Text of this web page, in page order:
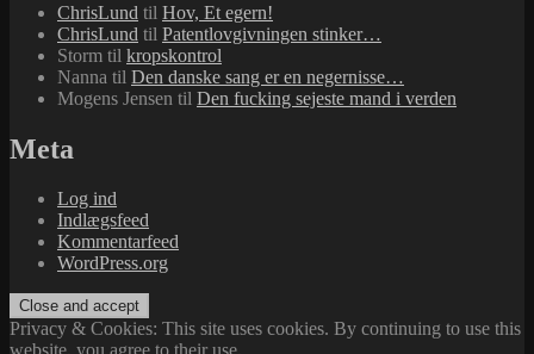
ChrisLund til Hov, Et egern!
ChrisLund til Patentlovgivningen stinker…
Storm til kropskontrol
Nanna til Den danske sang er en negernisse…
Mogens Jensen til Den fucking sejeste mand i verden
Meta
Log ind
Indlægsfeed
Kommentarfeed
WordPress.org
Privacy & Cookies: This site uses cookies. By continuing to use this